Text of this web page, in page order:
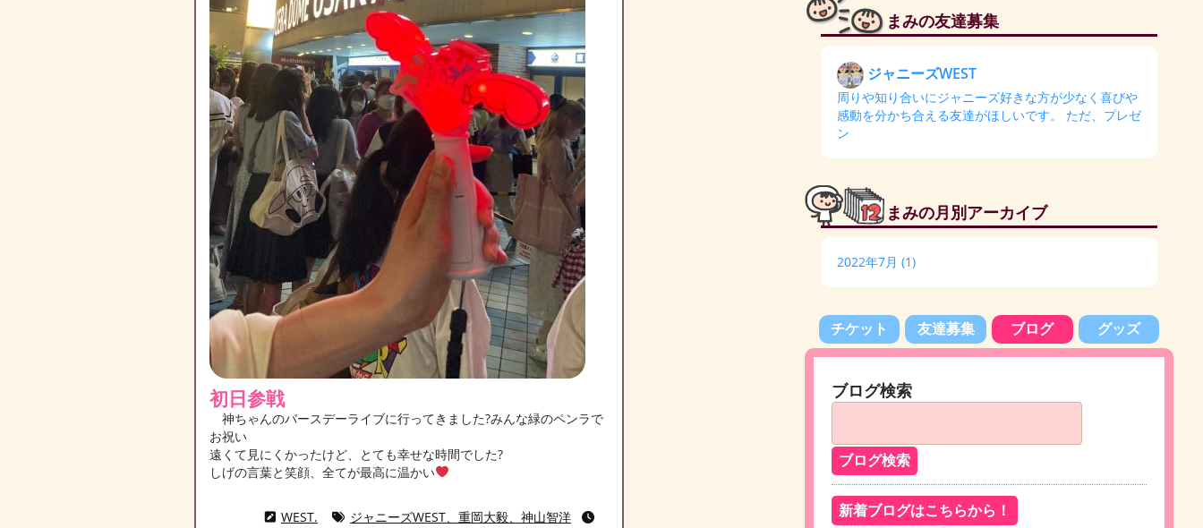
初日参戦
神ちゃんのバースデーライブに行ってきました?みんな緑のペンラで
お祝い
遠くて見にくかったけど、とても幸せな時間でした?
しげの言葉と笑顔、全てが最高に温かい
WEST.
ジャニーズWEST、重岡大毅、神山智洋
まみの友達募集
ジャニーズWEST
周りや知り合いにジャニーズ好きな方が少なく喜びや
感動を分かち合える友達がほしいです。 ただ、プレゼ
ン
まみの月別アーカイブ
2022年7月 (1)
チケット 友達募集 ブログ グッズ
ブログ検索
新着ブログはこちらから！